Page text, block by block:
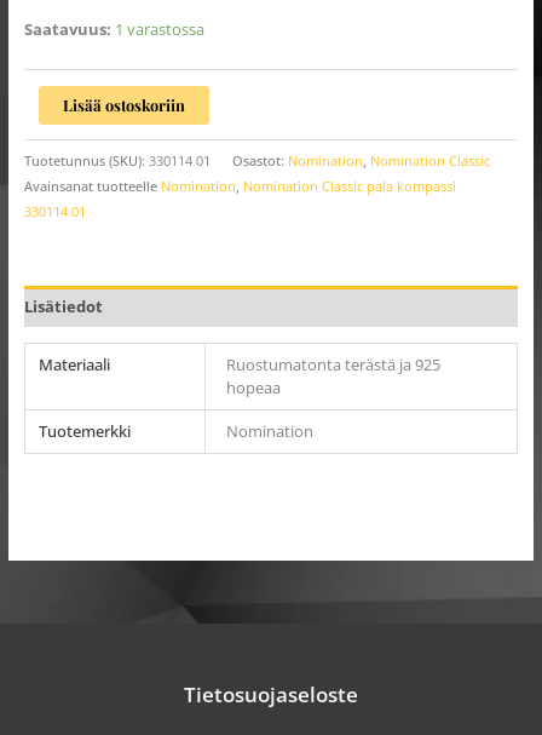
Saatavuus: 1 varastossa
Lisää ostoskoriin
Tuotetunnus (SKU): 330114 01 Osastot: Nomination, Nomination Classic
Avainsanat tuotteelle Nomination, Nomination Classic pala kompassi
330114 01
Lisätiedot
Materiaali
Ruostumatonta terästä ja 925
hopeaa
Tuotemerkki
Nomination
Tietosuojaseloste